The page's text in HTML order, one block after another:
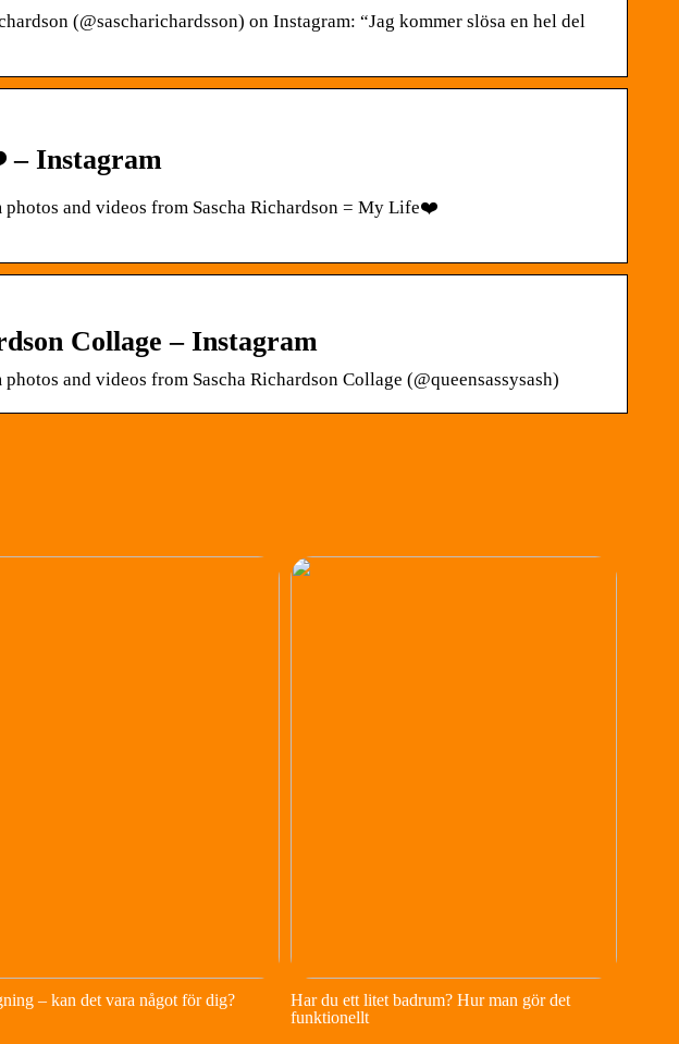
(@sascharichardsson) on Instagram: “Jag kommer slösa en hel del
– Instagram
photos and videos from Sascha Richardson = My Life❤️
Collage – Instagram
and videos from Sascha Richardson Collage (@queensassysash)
– kan det vara något för dig?
Har du ett litet badrum? Hur man gör det
funktionellt